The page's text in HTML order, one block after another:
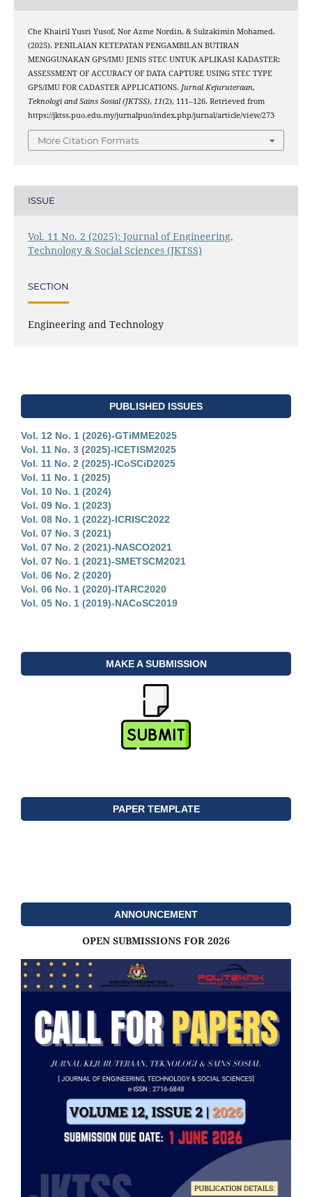
Che Khairil Yusri Yusof, Nor Azme Nordin, & Sulzakimin Mohamed.
(2025). PENILAIAN KETEPATAN PENGAMBILAN BUTIRAN
MENGGUNAKAN GPS/IMU JENIS STEC UNTUK APLIKASI KADASTER:
ASSESSMENT OF ACCURACY OF DATA CAPTURE USING STEC TYPE
GPS/IMU FOR CADASTER APPLICATIONS. Jurnal Kejuruteraan,
Teknologi and Sains Sosial (JKTSS), 11(2), 111–126. Retrieved from
https://jktss.puo.edu.my/jurnalpuo/index.php/jurnal/article/view/273
More Citation Formats
ISSUE
Vol. 11 No. 2 (2025): Journal of Engineering,
Technology & Social Sciences (JKTSS)
SECTION
Engineering and Technology
PUBLISHED ISSUES
Vol. 12 No. 1 (2026)-GTiMME2025
Vol. 11 No. 3 (2025)-ICETISM2025
Vol. 11 No. 2 (2025)-ICoSCiD2025
Vol. 11 No. 1 (2025)
Vol. 10 No. 1 (2024)
Vol. 09 No. 1 (2023)
Vol. 08 No. 1 (2022)-ICRISC2022
Vol. 07 No. 3 (2021)
Vol. 07 No. 2 (2021)-NASCO2021
Vol. 07 No. 1 (2021)-SMETSCM2021
Vol. 06 No. 2 (2020)
Vol. 06 No. 1 (2020)-ITARC2020
Vol. 05 No. 1 (2019)-NACoSC2019
MAKE A SUBMISSION
PAPER TEMPLATE
ANNOUNCEMENT
OPEN SUBMISSIONS FOR 2026